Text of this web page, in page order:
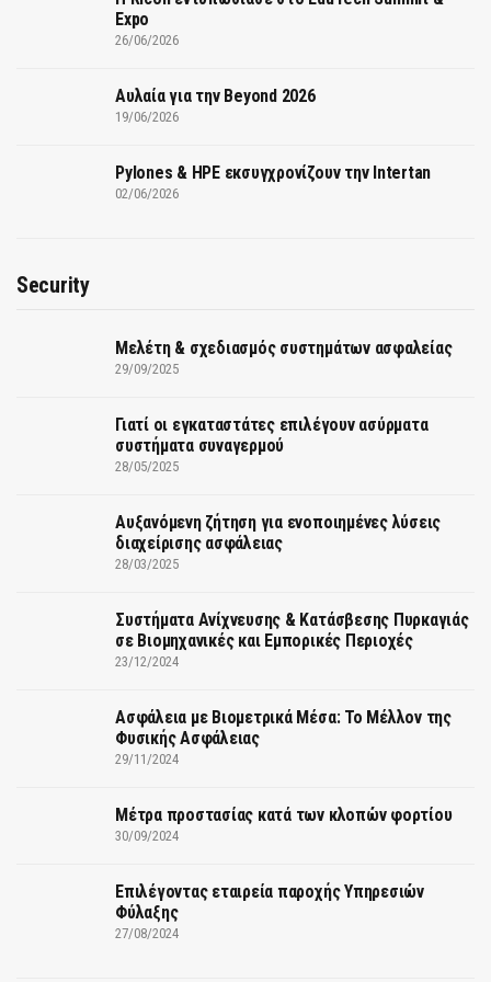
Expo
26/06/2026
Αυλαία για την Beyond 2026
19/06/2026
Pylones & HPE εκσυγχρονίζουν την Intertan
02/06/2026
Security
Μελέτη & σχεδιασμός συστημάτων ασφαλείας
29/09/2025
Γιατί οι εγκαταστάτες επιλέγουν ασύρματα
συστήματα συναγερμού
28/05/2025
Αυξανόμενη ζήτηση για ενοποιημένες λύσεις
διαχείρισης ασφάλειας
28/03/2025
Συστήματα Ανίχνευσης & Κατάσβεσης Πυρκαγιάς
σε Βιομηχανικές και Εμπορικές Περιοχές
23/12/2024
Ασφάλεια με Βιομετρικά Μέσα: Το Μέλλον της
Φυσικής Ασφάλειας
29/11/2024
Μέτρα προστασίας κατά των κλοπών φορτίου
30/09/2024
Επιλέγοντας εταιρεία παροχής Υπηρεσιών
Φύλαξης
27/08/2024